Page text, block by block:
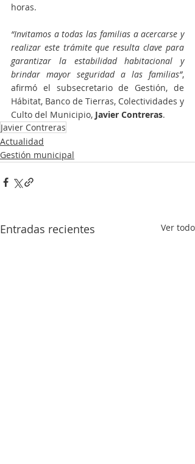
horas.
“Invitamos a todas las familias a acercarse y
realizar este trámite que resulta clave para
garantizar la estabilidad habitacional y
brindar mayor seguridad a las familias”,
afirmó el subsecretario de Gestión, de
Hábitat, Banco de Tierras, Colectividades y
Culto del Municipio, Javier Contreras.
Javier Contreras
Actualidad
Gestión municipal
Entradas recientes Ver todo